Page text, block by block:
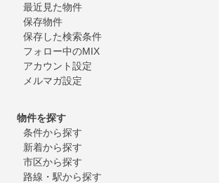
最近見た物件
保存物件
保存した検索条件
フォロー中のMIX
アカウント設定
メルマガ設定
物件を探す
条件から探す
新着から探す
市区から探す
路線・駅から探す